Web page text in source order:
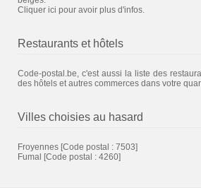
Cliquer ici pour avoir plus d'infos.
Restaurants et hôtels
Code-postal.be, c'est aussi la liste des
des hôtels et autres commerces dans votre
Villes choisies au hasard
Froyennes [Code postal : 7503]
Fumal [Code postal : 4260]